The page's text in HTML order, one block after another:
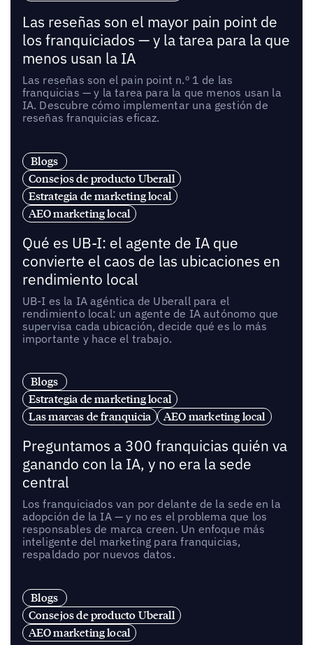
Las reseñas son el mayor pain point de
los franquiciados — y la tarea para la que
menos usan la IA
Las reseñas son el pain point n.º 1 de las
franquicias — y la tarea para la que menos usan la
IA. Descubre cómo implementar una gestión de
reseñas franquicias eficaz.
Blogs
Consejos de producto Uberall
Estrategia de marketing local
AEO marketing local
Qué es UB-I: el agente de IA que
convierte el caos de las ubicaciones en
rendimiento local
UB-I es la IA agéntica de Uberall para el
rendimiento local: un agente de IA autónomo que
supervisa cada ubicación, decide qué es lo más
importante y hace el trabajo.
Blogs
Estrategia de marketing local
Las marcas de franquicia
AEO marketing local
Preguntamos a 300 franquicias quién va
ganando con la IA, y no era la sede
central
Los franquiciados van por delante de la sede en la
adopción de la IA — y no es el problema que los
responsables de marca creen. Un enfoque más
inteligente del marketing para franquicias,
respaldado por nuevos datos.
Blogs
Consejos de producto Uberall
AEO marketing local